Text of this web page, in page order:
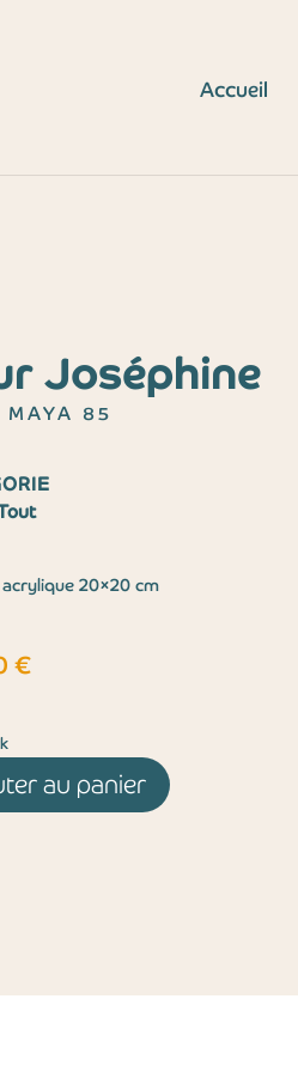
Accueil
Joséphine
MAYA 85
20×20 cm
€
au panier